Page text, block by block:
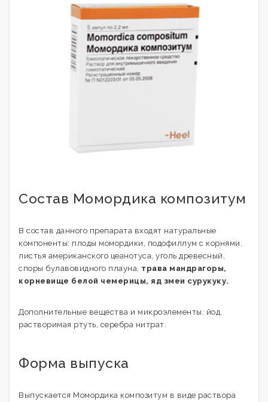
Состав Момордика композитум
В состав данного препарата входят натуральные
компоненты: плоды момордики, подофиллум с корнями,
листья американского цеанотуса, уголь древесный,
споры булавовидного плауна, трава мандрагоры,
корневище белой чемерицы, яд змеи сурукуку.
Дополнительные вещества и микроэлементы: йод,
растворимая ртуть, серебра нитрат.
Форма выпуска
Выпускается Момордика композитум в виде раствора